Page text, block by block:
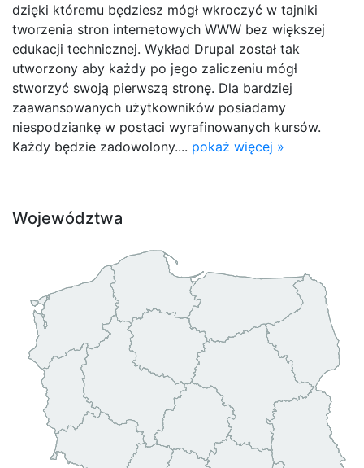
dzięki któremu będziesz mógł wkroczyć w tajniki
tworzenia stron internetowych WWW bez większej
edukacji technicznej. Wykład Drupal został tak
utworzony aby każdy po jego zaliczeniu mógł
stworzyć swoją pierwszą stronę. Dla bardziej
zaawansowanych użytkowników posiadamy
niespodziankę w postaci wyrafinowanych kursów.
Każdy będzie zadowolony.... pokaż więcej »
Województwa